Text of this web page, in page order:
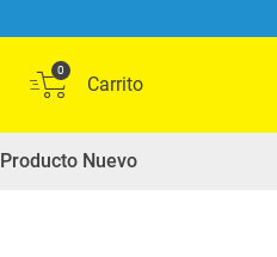
0
Producto Nuevo